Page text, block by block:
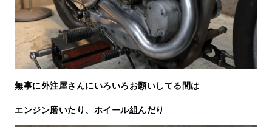
無事に外注屋さんにいろいろお願いしてる間は
エンジン磨いたり、ホイール組んだり